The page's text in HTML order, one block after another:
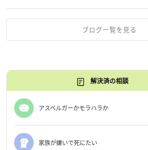
ブログ一覧を見る
解決済の相談
アスペルガーかモラハラか
家族が嫌いで死にたい